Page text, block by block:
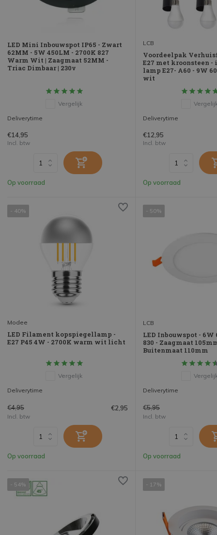
LED Mini Inbouwspot IP65 - Zwart
62MM - 5W 450LM - 2700K 827
Warm Wit | Zaagmaat 52MM -
Triac Dimbaar | 230v
Vergelijk
Deliverytime
€14,95
Incl. btw
Op voorraad
LCB
Voordeelpak
E27 met kroonsteen -
lamp E27- A60 - 9W
wit
Deliverytime
€12,95
Incl. btw
Op voorraad
- 40%
Modee
LED Filament kopspiegellamp -
E27 P45 4W - 2700K warm wit licht
Vergelijk
Deliverytime
€4,95 €2,95
Incl. btw
Op voorraad
- 50%
LCB
LED Inbouwspot - 6W
830 - Zaagmaat
Buitenmaat 110mm
Deliverytime
€5,95
Incl. btw
Op voorraad
- 54% - 17%